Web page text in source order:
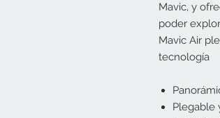
Mavic, y
poder
Mavic Air
tecnología
Plegable